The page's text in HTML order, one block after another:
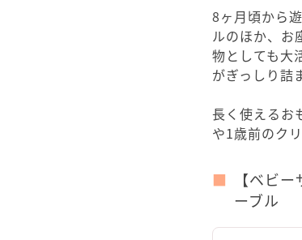
8ヶ月頃から
ルのほか、お
物としても大
がぎっしり詰
長く使えるお
や1歳前のク
【ベビ
ーブル